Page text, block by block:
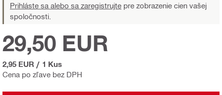
Prihláste sa alebo sa zaregistrujte pre zobrazenie cien vašej
spoločnosti.
Cena po zľave bez DPH
29,50 EUR
2,95 EUR / 1 Kus